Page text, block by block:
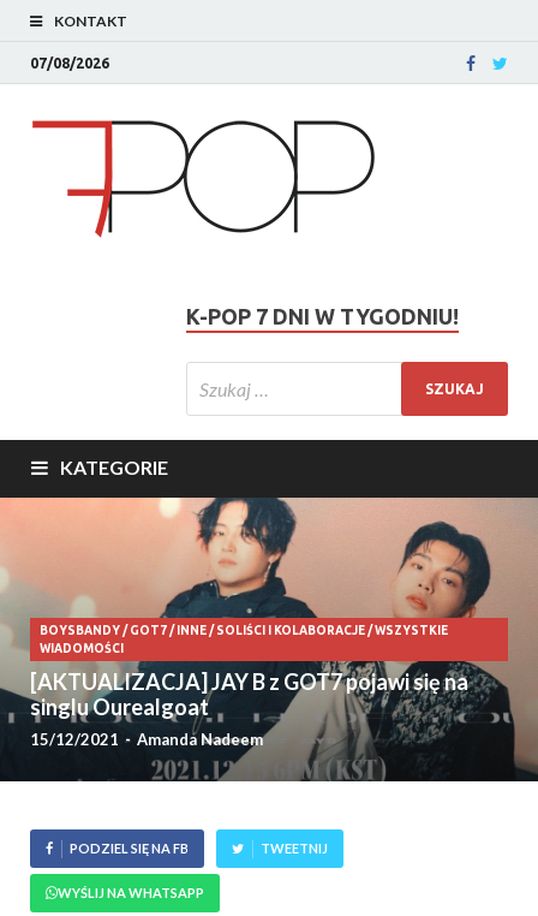
KONTAKT
07/08/2026
K-POP 7 DNI W TYGODNIU!
KATEGORIE
BOYSBANDY/GOT7/ INNE/SOLIŚCI I KOLABORACJE/WSZYSTKIE
WIADOMOŚCI
[AKTUALIZACJA] JAY B z GOT7 pojawi się na
singlu Ourealgoat
15/12/2021 - Amanda Nadeem
PODZIEL SIĘ NA FB TWEETNIJ
WYŚLIJ NA WHATSAPP